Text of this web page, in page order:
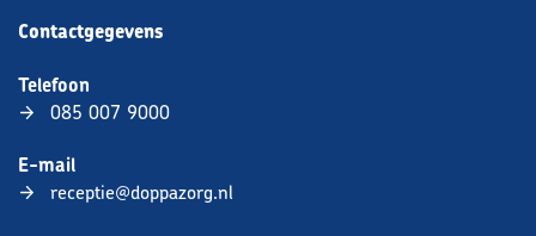
Contactgegevens
Telefoon
085 007 9000
E-mail
receptie@doppazorg.nl